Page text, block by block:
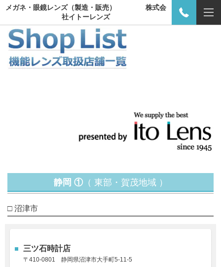
メガネ・眼鏡レンズ（製造・販売） 株式会
社イトーレンズ
静岡 ①（ 東部・賀茂地域 ）
□ 沼津市
三ツ石時計店
〒410-0801 静岡県沼津市大手町5-11-5